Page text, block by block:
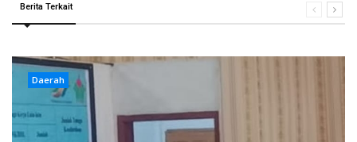
Berita Terkait
Daerah